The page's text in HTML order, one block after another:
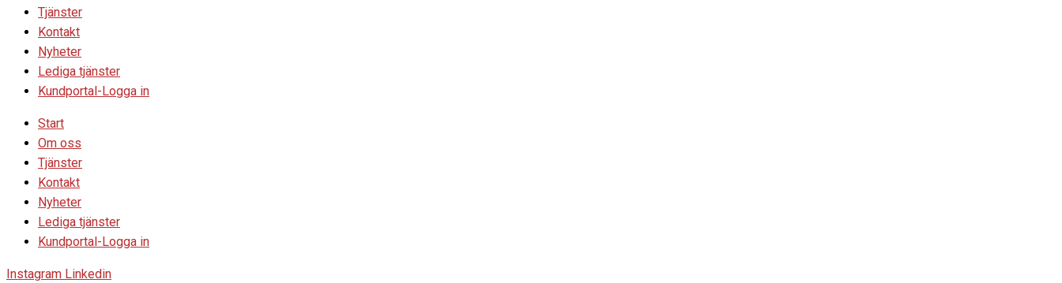
Tjänster
Kontakt
Nyheter
Lediga tjänster
Kundportal-Logga in
Start
Om oss
Tjänster
Kontakt
Nyheter
Lediga tjänster
Kundportal-Logga in
Instagram Linkedin